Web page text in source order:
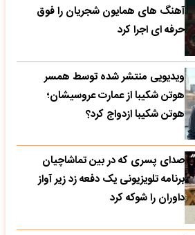
آهنگ های همایون شجریان را فوق
حرفه ای اجرا کرد
ویدیویی منتشر شده توسط همسر
هوتن شکیبا از عمارت عروسیشان؛
هوتن شکیبا ازدواج کرد؟
صدای پسری که در بین تماشاچیان
برنامه تلویزیونی یک دفعه زد زیر آواز
داوران را شوکه کرد